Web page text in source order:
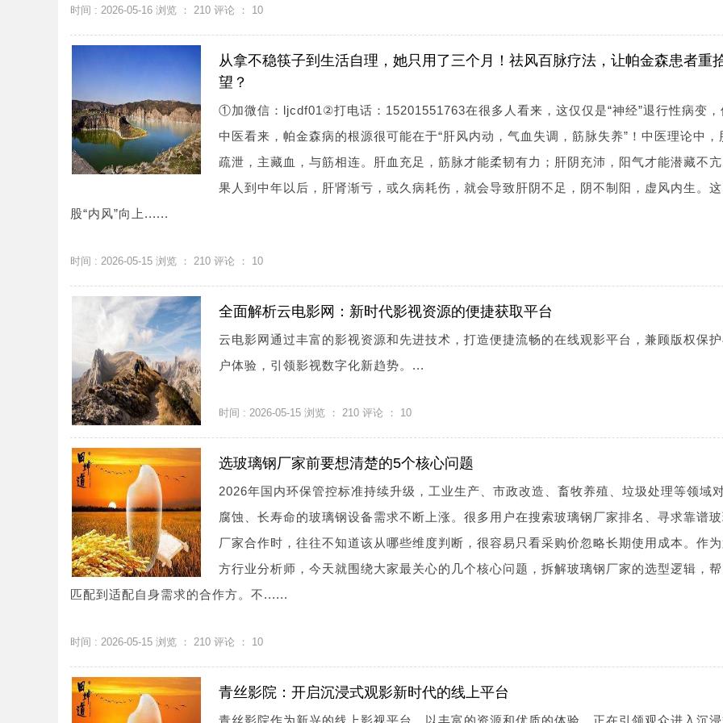
时间 : 2026-05-16 浏览 ： 210 评论 ： 10
从拿不稳筷子到生活自理，她只用了三个月！祛风百脉疗法，让帕金森患者重
望？
①加微信：ljcdf01②打电话：15201551763在很多人看来，这仅仅是“神经”退行性病变，
中医看来，帕金森病的根源很可能在于“肝风内动，气血失调，筋脉失养”！中医理论中，
疏泄，主藏血，与筋相连。肝血充足，筋脉才能柔韧有力；肝阴充沛，阳气才能潜藏不
果人到中年以后，肝肾渐亏，或久病耗伤，就会导致肝阴不足，阴不制阳，虚风内生。这
股“内风”向上......
时间 : 2026-05-15 浏览 ： 210 评论 ： 10
全面解析云电影网：新时代影视资源的便捷获取平台
云电影网通过丰富的影视资源和先进技术，打造便捷流畅的在线观影平台，兼顾版权保
户体验，引领影视数字化新趋势。...
时间 : 2026-05-15 浏览 ： 210 评论 ： 10
选玻璃钢厂家前要想清楚的5个核心问题
2026年国内环保管控标准持续升级，工业生产、市政改造、畜牧养殖、垃圾处理等领域
腐蚀、长寿命的玻璃钢设备需求不断上涨。很多用户在搜索玻璃钢厂家排名、寻求靠谱
厂家合作时，往往不知道该从哪些维度判断，很容易只看采购价忽略长期使用成本。作
方行业分析师，今天就围绕大家最关心的几个核心问题，拆解玻璃钢厂家的选型逻辑，
匹配到适配自身需求的合作方。不......
时间 : 2026-05-15 浏览 ： 210 评论 ： 10
青丝影院：开启沉浸式观影新时代的线上平台
青丝影院作为新兴的线上影视平台，以丰富的资源和优质的体验，正在引领观众进入沉